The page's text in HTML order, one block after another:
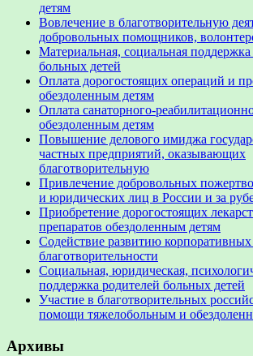
детям
Вовлечение в благотворительную
добровольных помощников,
Материальная, социальная
больных детей
Оплата дорогостоящих операций и
обездоленным детям
Оплата санаторного-
обездоленным детям
Повышение делового имиджа
частных предприятий, оказывающих
благотворительную
Привлечение добровольных
и юридических лиц в России и за
Приобретение дорогостоящих
препаратов обездоленным детям
Содействие развитию
благотворительности
Социальная, юридическая,
поддержка родителей больных детей
Участие в благотворительных
помощи тяжелобольным и
Архивы